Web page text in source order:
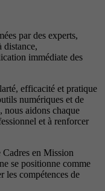
par des experts,
distance,
immédiate des
efficacité et pratique
numériques et de
nous aidons chaque
et à renforcer
Cadres en Mission
se positionne comme
les compétences de